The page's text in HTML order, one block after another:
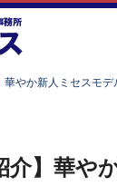
華やか新人ミセスモ
介】華や